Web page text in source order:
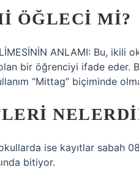
ÖĞLECI MI?
ANLAMI: Bu,
bir öğrenciyi ifade eder.
“Mittag” biçiminde
ise kayıtlar sabah
bitiyor.